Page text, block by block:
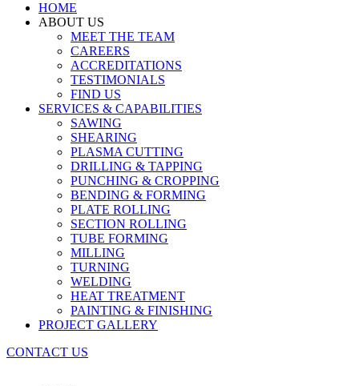
HOME
ABOUT US
MEET THE TEAM
CAREERS
ACCREDITATIONS
TESTIMONIALS
FIND US
SERVICES & CAPABILITIES
SAWING
SHEARING
PLASMA CUTTING
DRILLING & TAPPING
PUNCHING & CROPPING
BENDING & FORMING
PLATE ROLLING
SECTION ROLLING
TUBE FORMING
MILLING
TURNING
WELDING
HEAT TREATMENT
PAINTING & FINISHING
PROJECT GALLERY
CONTACT US